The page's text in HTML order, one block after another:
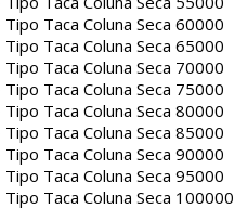
Taca Coluna Seca 60000
Taca Coluna Seca 65000
Taca Coluna Seca 70000
Taca Coluna Seca 75000
Taca Coluna Seca 80000
Taca Coluna Seca 85000
Taca Coluna Seca 90000
Taca Coluna Seca 95000
Taca Coluna Seca 100000